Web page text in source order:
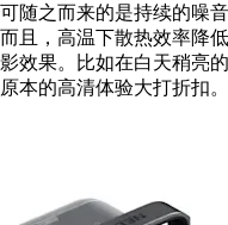
随之而来的是持续的噪
且，高温下散热效率降
效果。比如在白天稍亮
本的高清体验大打折扣。